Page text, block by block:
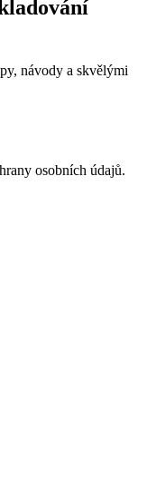
návody a skvělými
osobních údajů.